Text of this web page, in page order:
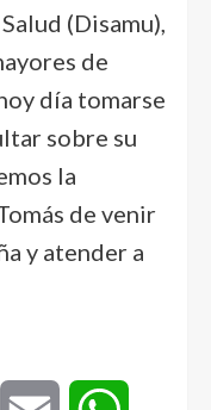
(Disamu),
de
día tomarse
sobre su
la
de venir
y atender a